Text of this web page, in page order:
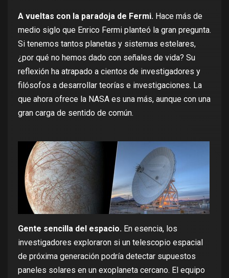
A vueltas con la paradoja de Fermi. Hace más de
medio siglo que Enrico Fermi planteó la gran pregunta.
Si tenemos tantos planetas y sistemas estelares,
¿por qué no hemos dado con señales de vida? Su
reflexión ha atrapado a cientos de investigadores y
filósofos a desarrollar teorías e investigaciones. La
que ahora ofrece la NASA es una más, aunque con una
gran carga de sentido de común.
Gente sencilla del espacio. En esencia, los
investigadores exploraron si un telescopio espacial
de próxima generación podría detectar supuestos
paneles solares en un exoplaneta cercano. El equipo